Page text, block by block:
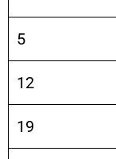
5
12
19